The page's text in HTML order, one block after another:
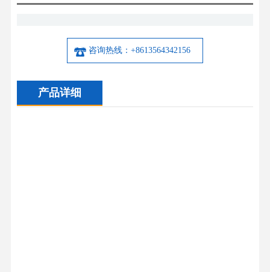
咨询热线：+8613564342156
产品详细